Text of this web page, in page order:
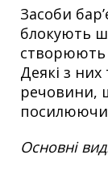
Засоби
блокують
створюють
Деякі з
речовини,
посилюючи
Основні